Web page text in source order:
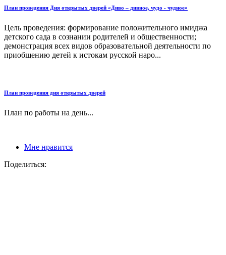
План проведения Дня открытых дверей «Диво – дивное, чудо - чудное»
Цель проведения: формирование положительного имиджа
детского сада в сознании родителей и общественности;
демонстрация всех видов образовательной деятельности по
приобщению детей к истокам русской наро...
План проведения дня открытых дверей
План по работы на день...
Мне нравится
Поделиться: